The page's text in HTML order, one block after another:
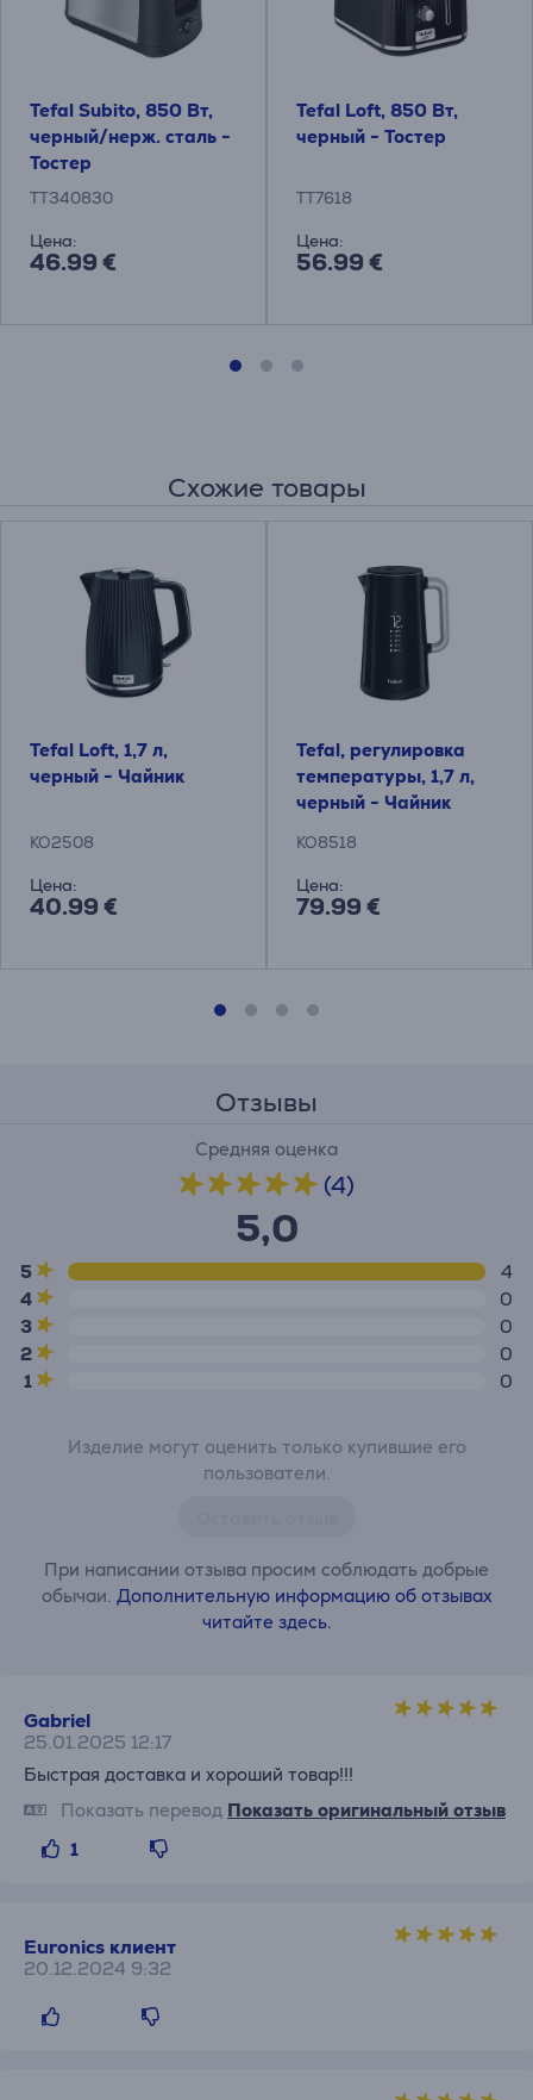
Tefal Subito, 850 Вт,
черный/нерж. сталь -
Тостер
TT340830
Цена:
46.99 €
Tefal Loft, 850 Вт,
черный - Тостер
TT7618
Цена:
56.99 €
Схожие товары
Tefal Loft, 1,7 л,
черный - Чайник
KO2508
Цена:
40.99 €
Tefal, pегулировка
температуры, 1,7 л,
черный - Чайник
KO8518
Цена:
79.99 €
Отзывы
Средняя оценка
(4)
5,0
5
4
4
0
3
0
2
0
1
0
Изделие могут оценить только купившие его
пользователи.
При написании отзыва просим соблюдать добрые
обычаи. Дополнительную информацию об отзывах
читайте здесь.
Gabriel
25.01.2025 12:17
Быстрая доставка и хороший товар!!!
Показать перевод Показать оригинальный отзыв
1
Euronics клиент
20.12.2024 9:32